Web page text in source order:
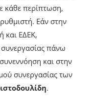
κάθε περίπτωση,
Εάν στην
και ΕΔΕΚ,
συνεργασίας πάνω
και στην
συνεργασίας των
.